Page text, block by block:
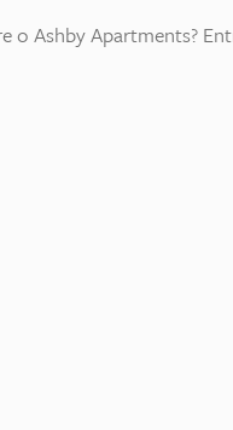
o Ashby Apartments?